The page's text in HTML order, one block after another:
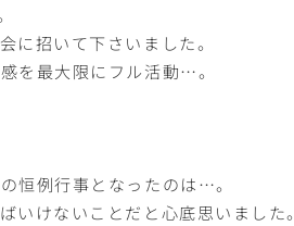
に招いて下さいました。
を最大限にフル活動…。
恒例行事となったのは…。
けないことだと心底思いました。